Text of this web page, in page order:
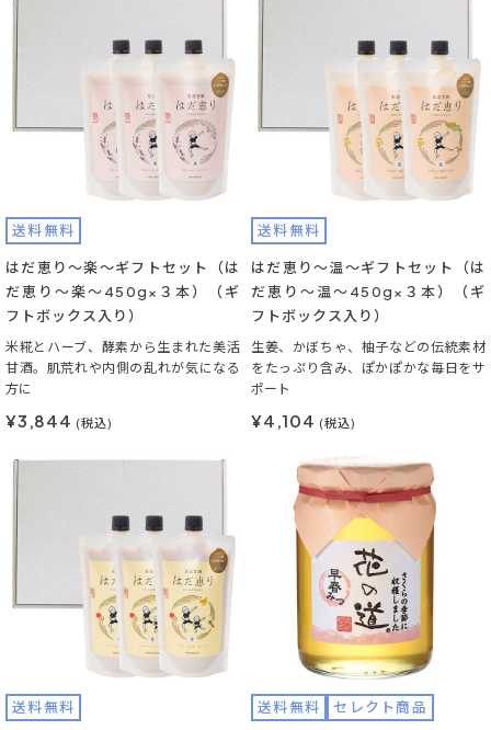
送料無料
はだ恵り～楽～ギフトセット（は
だ恵り～楽～450g×３本）（ギ
フトボックス入り）
米糀とハーブ、酵素から生まれた美活
甘酒。肌荒れや内側の乱れが気になる
方に
¥3,844 (税込)
送料無料
はだ恵り～温～ギフトセット（は
だ恵り～温～450g×３本）（ギ
フトボックス入り）
生姜、かぼちゃ、柚子などの伝統素材
をたっぷり含み、ぽかぽかな毎日をサ
ポート
¥4,104 (税込)
送料無料 送料無料 セレクト商品